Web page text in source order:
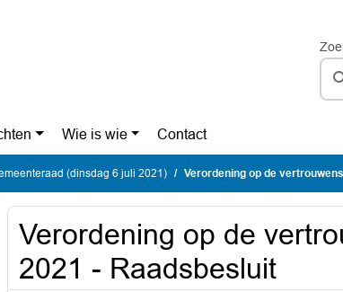
Wie is wie Contact
(dinsdag 6 juli 2021) Verordening op de
Verordening op de
2021 - Raadsbesluit